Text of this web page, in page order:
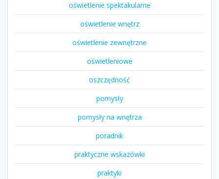
oświetlenie spektakularne
oświetlenie wnętrz
oświetlenie zewnętrzne
oświetleniowe
oszczędność
pomysły
pomysły na wnętrza
poradnik
praktyczne wskazówki
praktyki